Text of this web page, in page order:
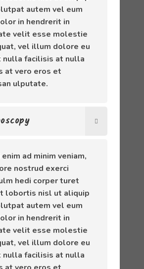
autem vel eum
in hendrerit in
velit esse molestie
vel illum dolore eu
nulla facilisis at nulla
at vero eros et
ulputate.
ad minim veniam,
nostrud exerci
hedi corper turet
lobortis nisl ut aliquip
autem vel eum
in hendrerit in
velit esse molestie
vel illum dolore eu
nulla facilisis at nulla